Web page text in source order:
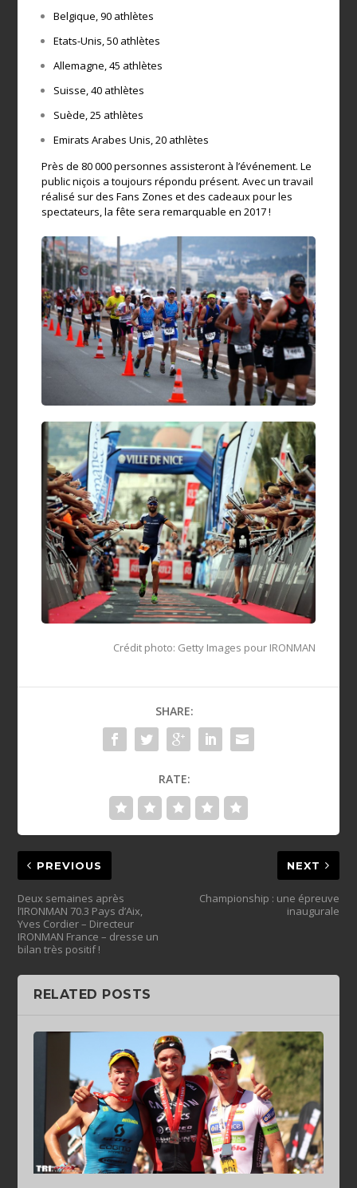
Belgique, 90 athlètes
Etats-Unis, 50 athlètes
Allemagne, 45 athlètes
Suisse, 40 athlètes
Suède, 25 athlètes
Emirats Arabes Unis, 20 athlètes
Près de 80 000 personnes assisteront à l’événement. Le
public niçois a toujours répondu présent. Avec un travail
réalisé sur des Fans Zones et des cadeaux pour les
spectateurs, la fête sera remarquable en 2017 !
Crédit photo: Getty Images pour IRONMAN
SHARE:
RATE:
PREVIOUS
Deux semaines après
l’IRONMAN 70.3 Pays d’Aix,
Yves Cordier – Directeur
IRONMAN France – dresse un
bilan très positif !
NEXT
Championship : une épreuve
inaugurale
RELATED POSTS